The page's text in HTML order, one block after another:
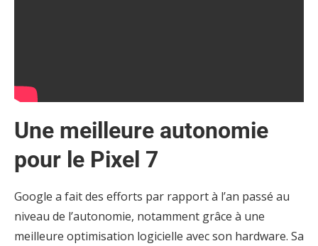
Une meilleure autonomie
pour le Pixel 7
Google a fait des efforts par rapport à l’an passé au
niveau de l’autonomie, notamment grâce à une
meilleure optimisation logicielle avec son hardware. Sa